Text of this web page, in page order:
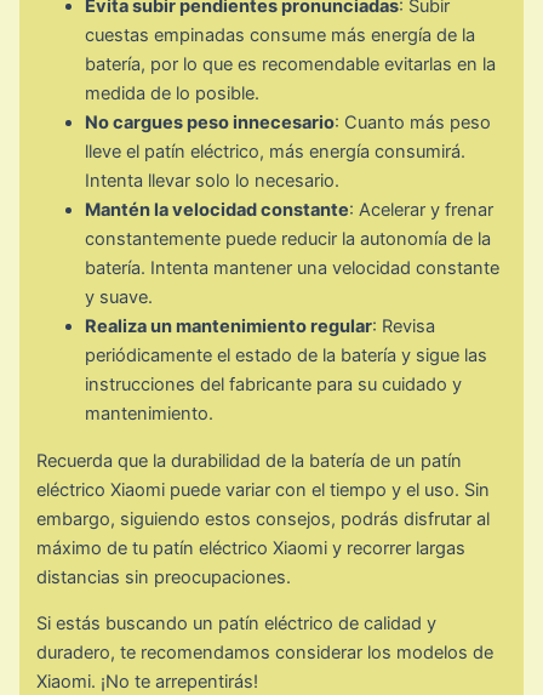
Evita subir pendientes pronunciadas: Subir
cuestas empinadas consume más energía de la
batería, por lo que es recomendable evitarlas en la
medida de lo posible.
No cargues peso innecesario: Cuanto más peso
lleve el patín eléctrico, más energía consumirá.
Intenta llevar solo lo necesario.
Mantén la velocidad constante: Acelerar y frenar
constantemente puede reducir la autonomía de la
batería. Intenta mantener una velocidad constante
y suave.
Realiza un mantenimiento regular: Revisa
periódicamente el estado de la batería y sigue las
instrucciones del fabricante para su cuidado y
mantenimiento.
Recuerda que la durabilidad de la batería de un patín
eléctrico Xiaomi puede variar con el tiempo y el uso. Sin
embargo, siguiendo estos consejos, podrás disfrutar al
máximo de tu patín eléctrico Xiaomi y recorrer largas
distancias sin preocupaciones.
Si estás buscando un patín eléctrico de calidad y
duradero, te recomendamos considerar los modelos de
Xiaomi. ¡No te arrepentirás!